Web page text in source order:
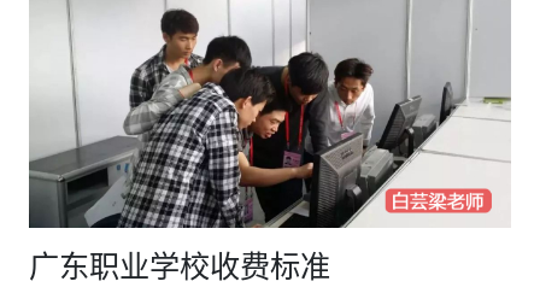
广东职业学校收费标准